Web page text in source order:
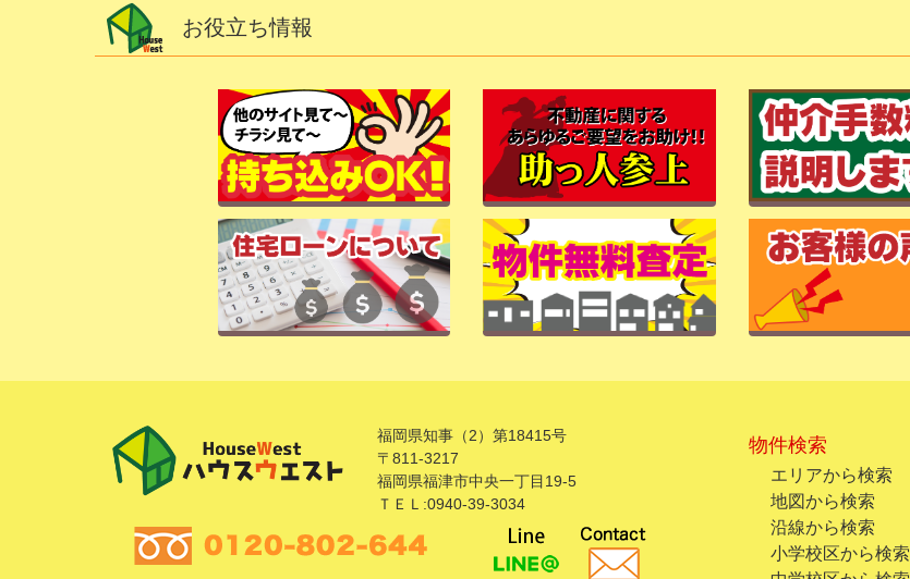
お役立ち情報
福岡県知事（2）第18415号
〒811-3217
福岡県福津市中央一丁目19-5
ＴＥＬ:0940-39-3034
物件検索
エリアから検索
地図から検索
沿線から検索
小学校区から検索